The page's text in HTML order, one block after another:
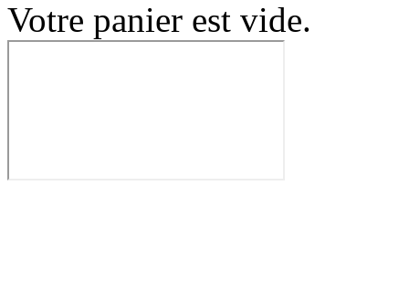
Votre panier est vide.